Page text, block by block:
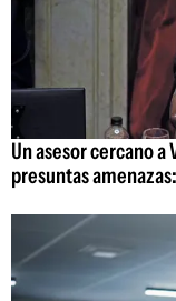
Un asesor cercano
presuntas